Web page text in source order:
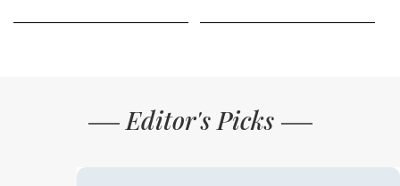
Editor's Picks